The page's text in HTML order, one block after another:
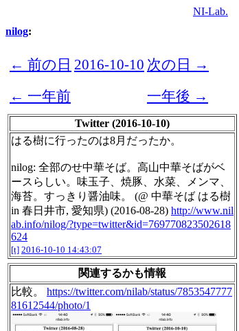
NI-Lab.
nilog:
← 前の日 2016-10-10 次の日 →
← 一年前
一年後 →
Twitter (2016-10-10)
はる樹に行ったのは8月だったか。
nilog: 全部のせ中華そば。高山中華そばがベ
ースらしい。味玉子、焼豚、水菜、メンマ、
海苔。すっきり醤油味。 (@ 中華そば はる樹
in 春日井市, 愛知県) (2016-08-28) http://www.nil
ab.info/nilog/?type=twitter&id=769770823502618
624
[t] 2016-10-10 14:43:07
関連するかも情報
比較。 https://twitter.com/nilab/status/7853547777
81612544/photo/1